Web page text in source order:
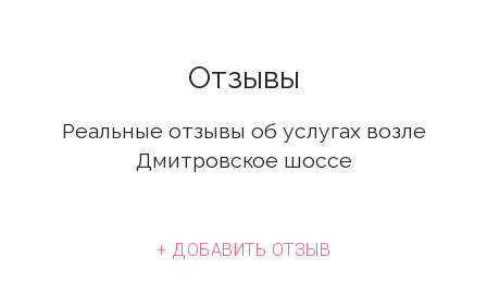
Отзывы
Реальные отзывы об услугах возле
Дмитровское шоссе
+ ДОБАВИТЬ ОТЗЫВ